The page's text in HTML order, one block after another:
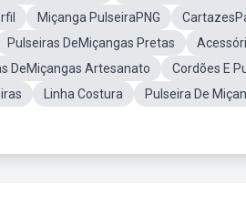
Miçanga PulseiraPNG
Pulseiras DeMiçangas Pretas
DeMiçangas Artesanato
Cordões E
Linha Costura
Pulseira De